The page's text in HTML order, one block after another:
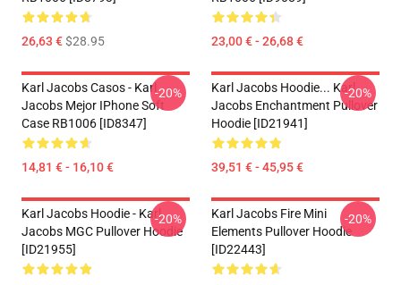
26,63 €$28.95 23,00 € - 26,68 €
Karl Jacobs Casos - Karl
Jacobs Mejor IPhone Soft
Case RB1006 [ID8347]
14,81 € - 16,10 €
-20%
Karl Jacobs Hoodie... Karl
Jacobs Enchantment Pullover
Hoodie [ID21941]
39,51 € - 45,95 €
-20%
Karl Jacobs Hoodie - Karl
Jacobs MGC Pullover Hoodie
[ID21955]
-20%
Karl Jacobs Fire Mini
Elements Pullover Hoodie
[ID22443]
-20%